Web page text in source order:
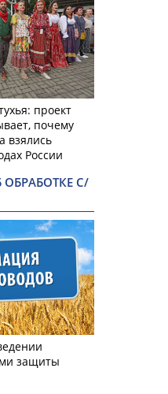
проект
почему
взялись
России
С/
защиты